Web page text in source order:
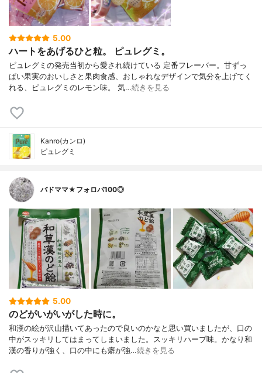
5.00
ハートをあげるひと粒。 ピュレグミ。
ピュレグミの発売当初から愛され続けている 定番フレーバー。甘ずっ
ぱい果実のおいしさと果肉食感、おしゃれなデザインで気分を上げてく
れる、ピュレグミのレモン味。 気…続きを見る
Kanro(カンロ)
ピュレグミ
バドママ★フォロバ100◎
5.00
のどがいがいがした時に。
和漢の絵が沢山描いてあったので良いのかなと思い買いましたが、口の
中がスッキリしてはまってしまいました。スッキリハーブ味。かなり和
漢の香りが強く、口の中にも癖が強…続きを見る